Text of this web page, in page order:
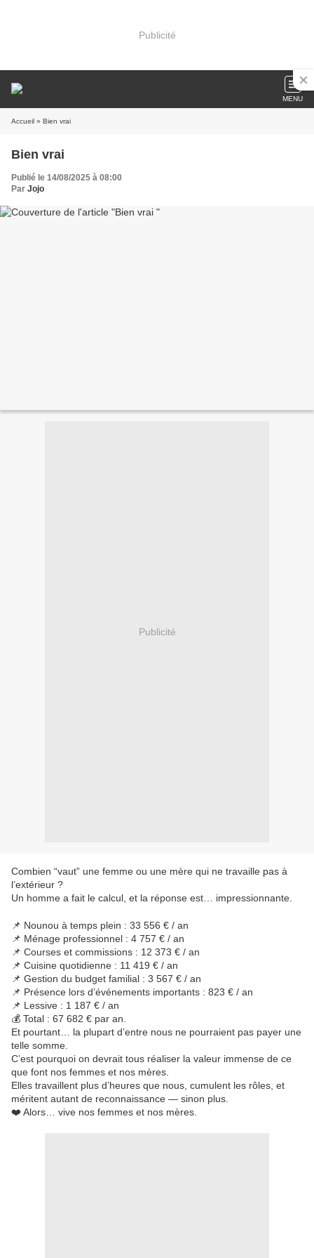
Publicité
MENU
Accueil » Bien vrai
Bien vrai
Publié le 14/08/2025 à 08:00
Par Jojo
Publicité
Combien “vaut” une femme ou une mère qui ne travaille pas à
l’extérieur ?
Un homme a fait le calcul, et la réponse est… impressionnante.
📌 Nounou à temps plein : 33 556 € / an
📌 Ménage professionnel : 4 757 € / an
📌 Courses et commissions : 12 373 € / an
📌 Cuisine quotidienne : 11 419 € / an
📌 Gestion du budget familial : 3 567 € / an
📌 Présence lors d’événements importants : 823 € / an
📌 Lessive : 1 187 € / an
💰 Total : 67 682 € par an.
Et pourtant… la plupart d’entre nous ne pourraient pas payer une
telle somme.
C’est pourquoi on devrait tous réaliser la valeur immense de ce
que font nos femmes et nos mères.
Elles travaillent plus d’heures que nous, cumulent les rôles, et
méritent autant de reconnaissance — sinon plus.
❤️ Alors… vive nos femmes et nos mères.